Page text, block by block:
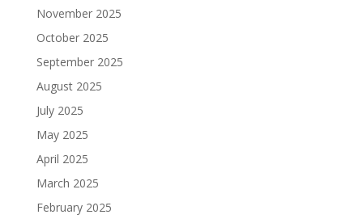
November 2025
October 2025
September 2025
August 2025
July 2025
May 2025
April 2025
March 2025
February 2025